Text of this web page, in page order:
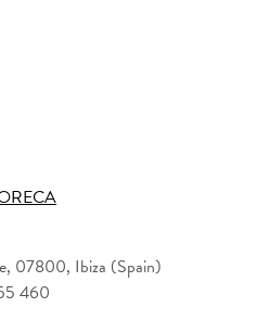
07800, Ibiza (Spain)
460